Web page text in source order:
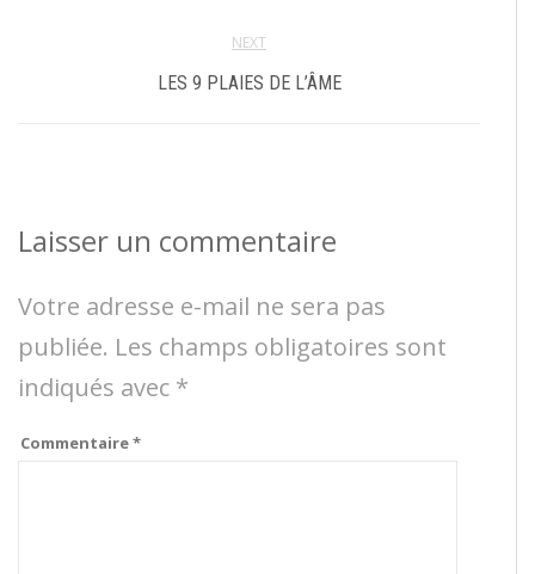
NEXT
LES 9 PLAIES DE L’ÂME
Laisser un commentaire
Votre adresse e-mail ne sera pas
publiée. Les champs obligatoires sont
indiqués avec *
Commentaire*